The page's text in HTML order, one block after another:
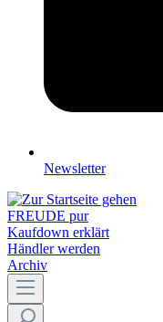
Newsletter
FREUDE pur
Kaufdown erklärt
Händler werden
Archiv